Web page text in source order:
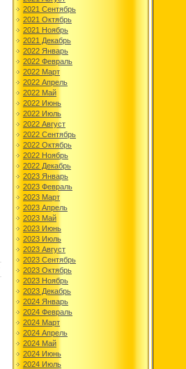
2021 Сентябрь
2021 Октябрь
2021 Ноябрь
2021 Декабрь
2022 Январь
2022 Февраль
2022 Март
2022 Апрель
2022 Май
2022 Июнь
2022 Июль
2022 Август
2022 Сентябрь
2022 Октябрь
2022 Ноябрь
2022 Декабрь
2023 Январь
2023 Февраль
2023 Март
2023 Апрель
2023 Май
2023 Июнь
2023 Июль
2023 Август
2023 Сентябрь
2023 Октябрь
2023 Ноябрь
2023 Декабрь
2024 Январь
2024 Февраль
2024 Март
2024 Апрель
2024 Май
2024 Июнь
2024 Июль